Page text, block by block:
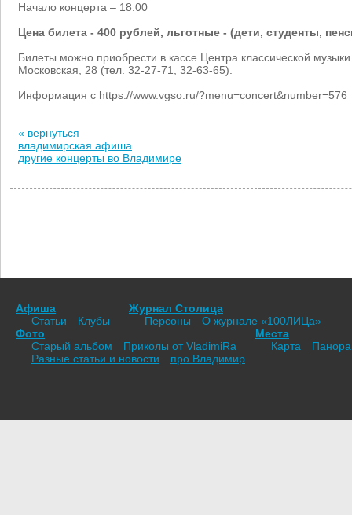
Начало концерта – 18:00
Цена билета - 400 рублей, льготные - (дети, студенты,
Билеты можно приобрести в кассе Центра классической
Московская, 28 (тел. 32-27-71, 32-63-65).
Информация с https://www.vgso.ru/?menu=concert&number=576
« вернуться
владимирская афиша
другие концерты во Владимире
Афиша
Статьи
Клубы
Журнал Столица
Персоны
О журнале «100ЛИЦа»
Фото
Старый альбом
Приколы от VladimiRа
Места
Карта
Разные статьи и новости
про Владимир